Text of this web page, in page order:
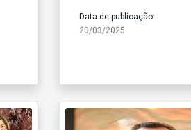
Data de publicação:
20/03/2025